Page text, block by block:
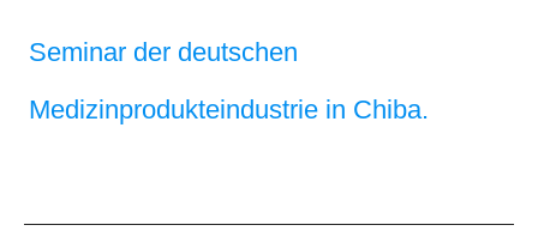
Seminar der deutschen
Medizinprodukteindustrie in Chiba.